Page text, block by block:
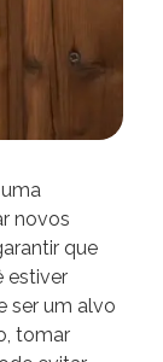
novos
que
estiver
ser um alvo
tomar